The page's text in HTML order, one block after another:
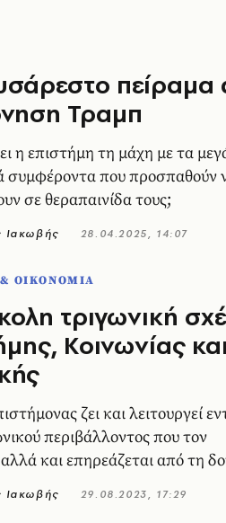
πείραμα
Τραμπ
η επιστήμη τη μάχη με τα
συμφέροντα που προσπαθούν
σε θεραπαινίδα τους;
Ιακωβής 28.04.2025, 14:07
ΟΙΚΟΝΟΜΙΑ
τριγωνική
Κοινωνίας και
ζει και λειτουργεί
περιβάλλοντος που τον
και επηρεάζεται από τη
Ιακωβής 29.08.2023, 17:29